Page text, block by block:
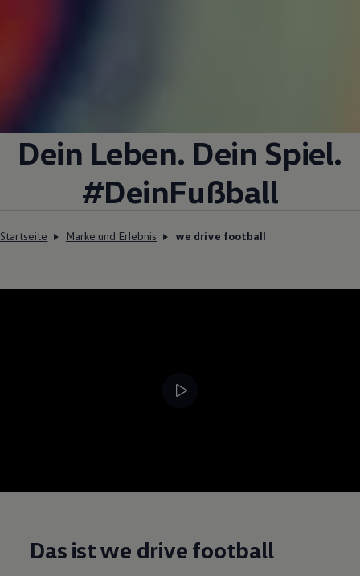
Dein Leben. Dein Spiel.
#DeinFußball
Startseite Marke und Erlebnis we drive football
Das ist we drive football